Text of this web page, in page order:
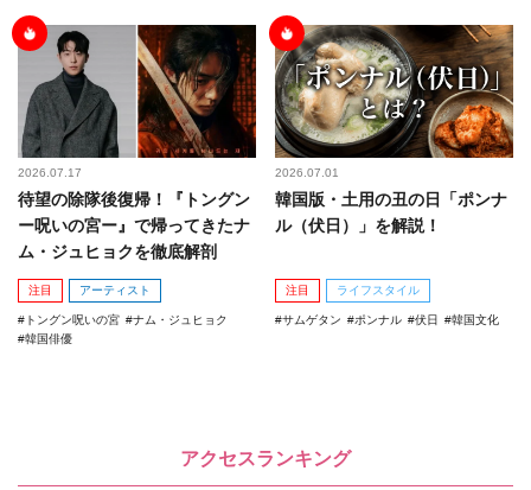
2026.07.17
待望の除隊後復帰！『トングン
ー呪いの宮ー』で帰ってきたナ
ム・ジュヒョクを徹底解剖
注目 アーティスト
トングン呪いの宮
ナム・ジュヒョク
韓国俳優
2026.07.01
韓国版・土用の丑の日「ポンナ
ル（伏日）」を解説！
注目 ライフスタイル
サムゲタン ポンナル 伏日 韓国文化
アクセスランキング